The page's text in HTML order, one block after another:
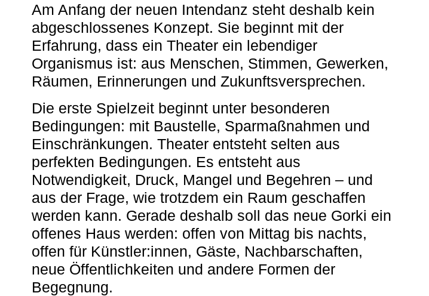
Am Anfang der neuen Intendanz steht deshalb kein
abgeschlossenes Konzept. Sie beginnt mit der
Erfahrung, dass ein Theater ein lebendiger
Organismus ist: aus Menschen, Stimmen, Gewerken,
Räumen, Erinnerungen und Zukunftsversprechen.
Die erste Spielzeit beginnt unter besonderen
Bedingungen: mit Baustelle, Sparmaßnahmen und
Einschränkungen. Theater entsteht selten aus
perfekten Bedingungen. Es entsteht aus
Notwendigkeit, Druck, Mangel und Begehren – und
aus der Frage, wie trotzdem ein Raum geschaffen
werden kann. Gerade deshalb soll das neue Gorki ein
offenes Haus werden: offen von Mittag bis nachts,
offen für Künstler:innen, Gäste, Nachbarschaften,
neue Öffentlichkeiten und andere Formen der
Begegnung.